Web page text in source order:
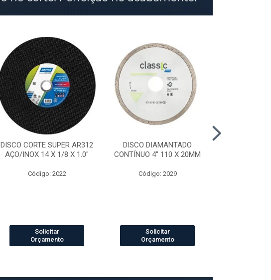
DISCO CORTE SUPER AR312
AÇO/INOX 14 X 1/8 X 1.0"
Código: 2022
Solicitar
Orçamento
DISCO DIAMANTADO
CONTÍNUO 4" 110 X 20MM
Código: 2029
Solicitar
Orçamento